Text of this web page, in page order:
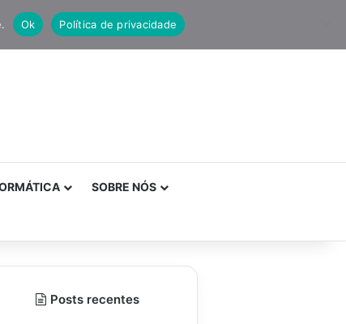
SOBRE NÓS
Posts recentes
Ok Política de privacidade